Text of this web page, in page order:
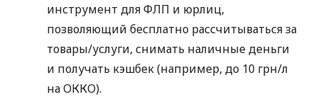
инструмент для ФЛП и юрлиц,
позволяющий бесплатно рассчитываться за
товары/услуги, снимать наличные деньги
и получать кэшбек (например, до 10 грн/л
на ОККО).